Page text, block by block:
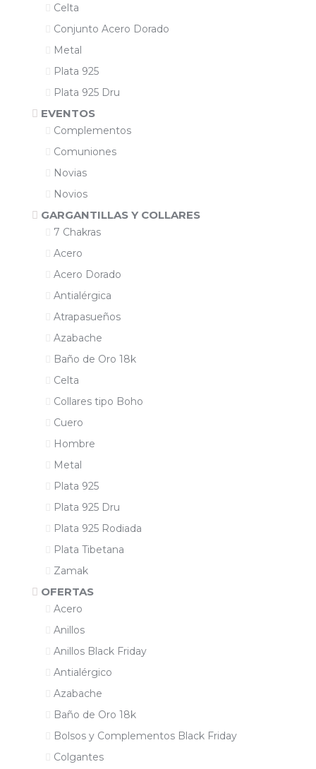
Celta
Conjunto Acero Dorado
Metal
Plata 925
Plata 925 Dru
EVENTOS
Complementos
Comuniones
Novias
Novios
GARGANTILLAS Y COLLARES
7 Chakras
Acero
Acero Dorado
Antialérgica
Atrapasueños
Azabache
Baño de Oro 18k
Celta
Collares tipo Boho
Cuero
Hombre
Metal
Plata 925
Plata 925 Dru
Plata 925 Rodiada
Plata Tibetana
Zamak
OFERTAS
Acero
Anillos
Anillos Black Friday
Antialérgico
Azabache
Baño de Oro 18k
Bolsos y Complementos Black Friday
Colgantes